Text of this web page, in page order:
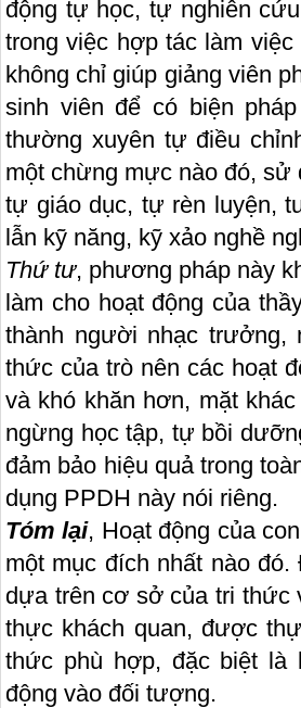
động tự học, tự nghiên
trong việc hợp tác làm
không chỉ giúp giảng viên
sinh viên để có biện
thường xuyên tự điều
một chừng mực nào đó,
tự giáo dục, tự rèn luyện,
lẫn kỹ năng, kỹ xảo nghề
Thứ tư, phương pháp này
làm cho hoạt động của
thành người nhạc trưởng,
thức của trò nên các hoạt
và khó khăn hơn, mặt
ngừng học tập, tự bồi
đảm bảo hiệu quả trong
dụng PPDH này nói riêng.
Tóm lại, Hoạt động của
một mục đích nhất nào
dựa trên cơ sở của tri thức
thực khách quan, được
thức phù hợp, đặc biệt là
động vào đối tượng.